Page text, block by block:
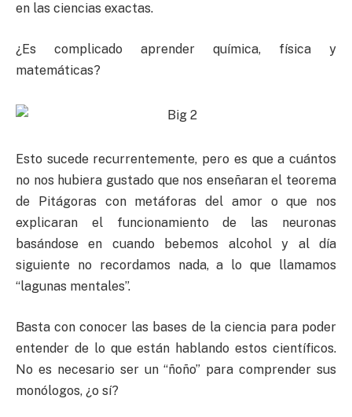
en las ciencias exactas.
¿Es complicado aprender química, física y
matemáticas?
Esto sucede recurrentemente, pero es que a cuántos
no nos hubiera gustado que nos enseñaran el teorema
de Pitágoras con metáforas del amor o que nos
explicaran el funcionamiento de las neuronas
basándose en cuando bebemos alcohol y al día
siguiente no recordamos nada, a lo que llamamos
“lagunas mentales”.
Basta con conocer las bases de la ciencia para poder
entender de lo que están hablando estos científicos.
No es necesario ser un “ñoño” para comprender sus
monólogos, ¿o sí?